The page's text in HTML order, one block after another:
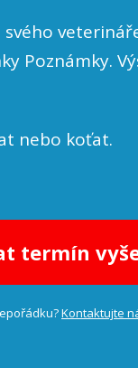
Poznámky.
nebo koťat.
termín
Kontaktujte